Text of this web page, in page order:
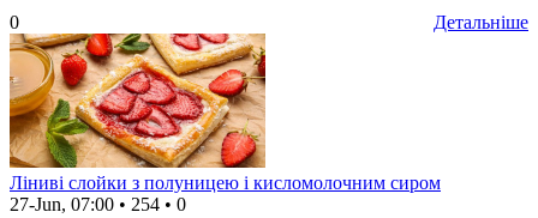
Детальніше
0
Ліниві слойки з полуницею і кисломолочним сиром
27-Jun, 07:00 • 254 • 0